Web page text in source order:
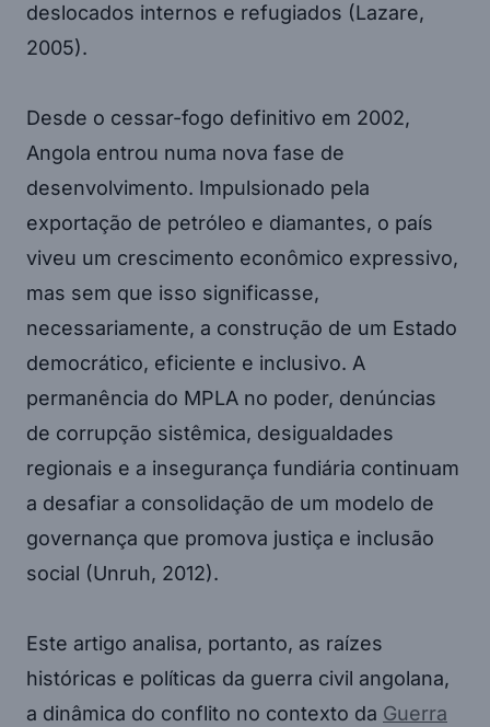
deslocados internos e refugiados (Lazare,
2005).
Desde o cessar-fogo definitivo em 2002,
Angola entrou numa nova fase de
desenvolvimento. Impulsionado pela
exportação de petróleo e diamantes, o país
viveu um crescimento econômico expressivo,
mas sem que isso significasse,
necessariamente, a construção de um Estado
democrático, eficiente e inclusivo. A
permanência do MPLA no poder, denúncias
de corrupção sistêmica, desigualdades
regionais e a insegurança fundiária continuam
a desafiar a consolidação de um modelo de
governança que promova justiça e inclusão
social (Unruh, 2012).
Este artigo analisa, portanto, as raízes
históricas e políticas da guerra civil angolana,
a dinâmica do conflito no contexto da Guerra